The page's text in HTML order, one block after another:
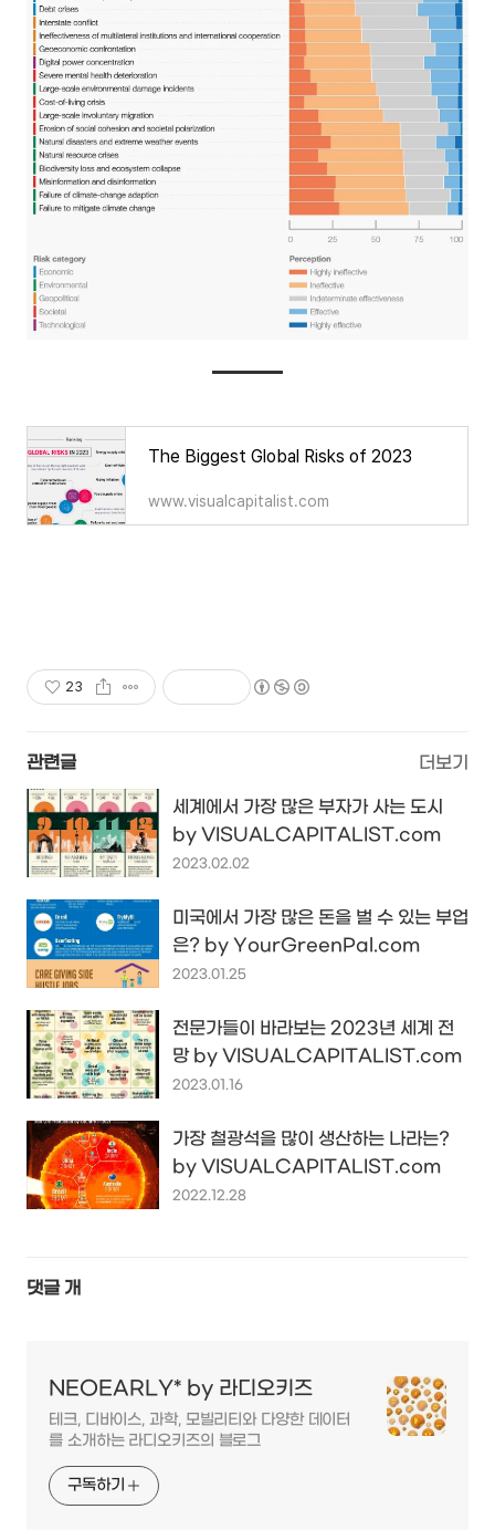
The Biggest Global Risks of 2023
www.visualcapitalist.com
23
관련글 더보기
세계에서 가장 많은 부자가 사는 도시
by VISUALCAPITALIST.com
2023.02.02
미국에서 가장 많은 돈을 벌 수 있는 부업
은? by YourGreenPal.com
2023.01.25
전문가들이 바라보는 2023년 세계 전
망 by VISUALCAPITALIST.com
2023.01.16
가장 철광석을 많이 생산하는 나라는?
by VISUALCAPITALIST.com
2022.12.28
댓글 개
NEOEARLY* by 라디오키즈
테크, 디바이스, 과학, 모빌리티와 다양한 데이터
를 소개하는 라디오키즈의 블로그
구독하기